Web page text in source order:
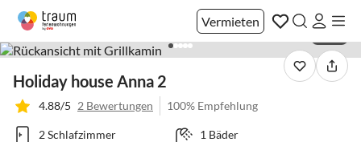
Vermieten
Holiday house Anna 2
4.88/5 2 Bewertungen 100% Empfehlung
2 Schlafzimmer
1 Bäder